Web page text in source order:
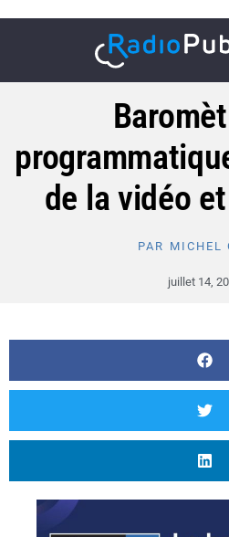
de la vidéo
PAR MICHEL
juillet 14,